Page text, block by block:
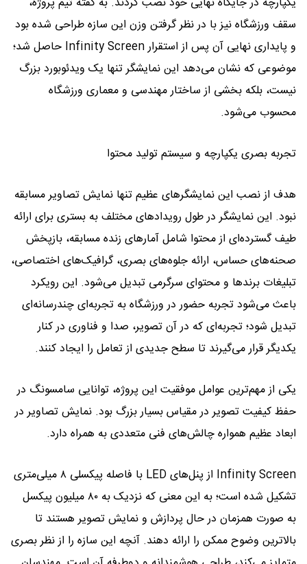
سقف ورزشگاه نیز با در نظر گرفتن وزن این سازه طراحی شده بود
و پایداری نهایی آن پس از استقرار Infinity Screen حاصل شد؛
موضوعی که نشان می‌دهد این نمایشگر تنها یک ویدئوبورد بزرگ
نیست، بلکه بخشی از ساختار مهندسی و معماری ورزشگاه
محسوب می‌شود.
تجربه بصری یکپارچه و سیستم تولید محتوا
هدف از نصب این نمایشگرهای عظیم تنها نمایش تصاویر مسابقه
نبود. این نمایشگر در طول رویدادهای مختلف به بستری برای ارائه
طیف گسترده‌ای از محتوا شامل آمارهای زنده مسابقه، بازپخش
صحنه‌های حساس، ارائه جلوه‌های بصری، گرافیک‌های اختصاصی،
تبلیغات برندها و محتوای سرگرمی تبدیل می‌شود. این رویکرد
باعث می‌شود تجربه حضور در ورزشگاه به تجربه‌ای چندرسانه‌ای
تبدیل شود؛ تجربه‌ای که در آن تصویر، صدا و فناوری در کنار
یکدیگر قرار می‌گیرند تا سطح جدیدی از تعامل را ایجاد کنند.
یکی از مهم‌ترین عوامل موفقیت این پروژه، توانایی سامسونگ در
حفظ کیفیت تصویر در مقیاس بسیار بزرگ بود. نمایش تصاویر در
ابعاد عظیم همواره چالش‌های فنی متعددی به همراه دارد.
Infinity Screen از پنل‌های LED با فاصله پیکسلی ۸ میلی‌متری
تشکیل شده است؛ به این معنی که نزدیک به ۸۰ میلیون پیکسل
به صورت همزمان در حال پردازش و نمایش تصویر هستند تا
بالاترین وضوح ممکن را ارائه دهند. آنچه این سازه را از نظر بصری